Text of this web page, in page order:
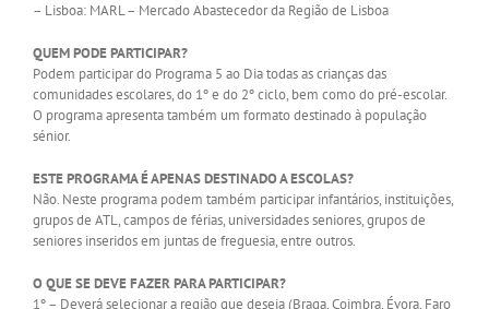
– Lisboa: MARL – Mercado Abastecedor da Região de Lisboa
QUEM PODE PARTICIPAR?
Podem participar do Programa 5 ao Dia todas as crianças das
comunidades escolares, do 1º e do 2º ciclo, bem como do pré-escolar.
O programa apresenta também um formato destinado à população
sénior.
ESTE PROGRAMA É APENAS DESTINADO A ESCOLAS?
Não. Neste programa podem também participar infantários, instituições,
grupos de ATL, campos de férias, universidades seniores, grupos de
seniores inseridos em juntas de freguesia, entre outros.
O QUE SE DEVE FAZER PARA PARTICIPAR?
1º – Deverá selecionar a região que deseja (Braga, Coimbra, Évora, Faro